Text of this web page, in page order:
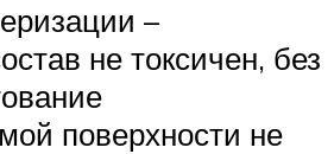
–
не токсичен, без
поверхности не